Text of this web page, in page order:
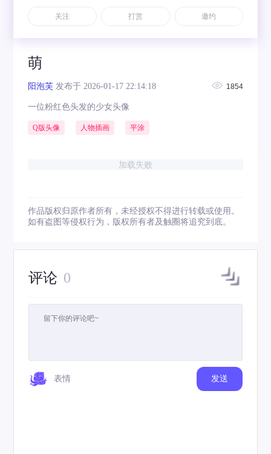
萌
阳泡芙 发布于 2026-01-17 22:14:18 1854
一位粉红色头发的少女头像
Q版头像 人物插画 平涂
加载失败
作品版权归原作者所有，未经授权不得进行转载或使用。
如有盗图等侵权行为，版权所有者及触圈将追究到底。
评论 0
表情 发送
关注 打赏 邀约